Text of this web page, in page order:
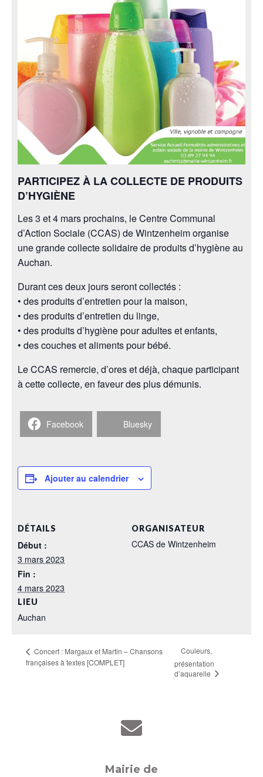
PARTICIPEZ À LA COLLECTE DE PRODUITS
D’HYGIÈNE
Les 3 et 4 mars prochains, le Centre Communal
d’Action Sociale (CCAS) de Wintzenheim organise
une grande collecte solidaire de produits d’hygiène au
Auchan.
Durant ces deux jours seront collectés :
• des produits d’entretien pour la maison,
• des produits d’entretien du linge,
• des produits d’hygiène pour adultes et enfants,
• des couches et aliments pour bébé.
Le CCAS remercie, d’ores et déjà, chaque participant
à cette collecte, en faveur des plus démunis.
Facebook Bluesky
Ajouter au calendrier
DÉTAILS
Début :
3 mars 2023
Fin :
4 mars 2023
LIEU
Auchan
ORGANISATEUR
CCAS de Wintzenheim
Concert : Margaux et Martin – Chansons
françaises à textes [COMPLET]
Couleurs,
présentation
d’aquarelle
Mairie de